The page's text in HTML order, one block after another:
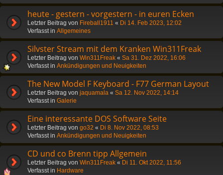
heute - gestern - vorgestern - in euren Ecken
Letzter Beitrag von Fireball1911 « Di 14. Feb 2023, 12:02
Verfasst in Allgemeines
Silvster Stream mit dem Kranken Win311Freak
Letzter Beitrag von Win311Freak « Sa 31. Dez 2022, 16:06
Verfasst in Ankündigungen und Neuigkeiten
The New Model F Keyboard - F77 German Layout
Letzter Beitrag von jaquamala « Sa 12. Nov 2022, 14:14
Verfasst in Galerie
Eine interessante DOS Software Seite
Letzter Beitrag von go32 « Di 8. Nov 2022, 08:53
Verfasst in Ankündigungen und Neuigkeiten
CD und co Brenn tipp Allgemein
Letzter Beitrag von Win311Freak « Di 11. Okt 2022, 11:56
Verfasst in Hardware